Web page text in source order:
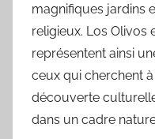
magnifiques jardins
religieux. Los Olivos
représentent ainsi
ceux qui cherchent
découverte
dans un cadre